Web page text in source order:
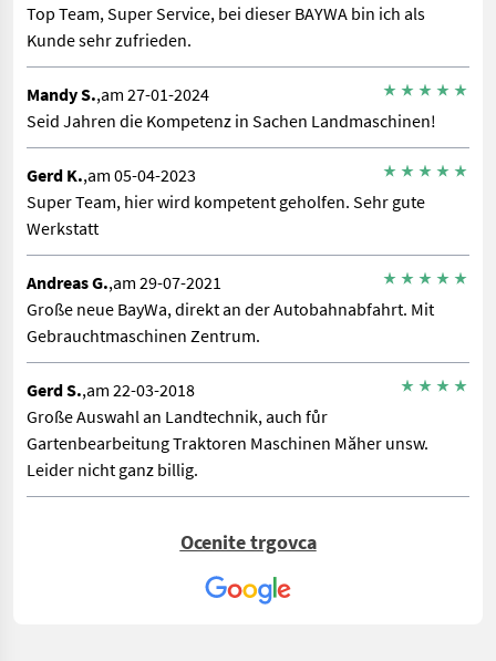
Top Team, Super Service, bei dieser BAYWA bin ich als
Kunde sehr zufrieden.
Mandy S.,am 27-01-2024
Seid Jahren die Kompetenz in Sachen Landmaschinen!
Gerd K.,am 05-04-2023
Super Team, hier wird kompetent geholfen. Sehr gute
Werkstatt
Andreas G.,am 29-07-2021
Große neue BayWa, direkt an der Autobahnabfahrt. Mit
Gebrauchtmaschinen Zentrum.
Gerd S.,am 22-03-2018
Große Auswahl an Landtechnik, auch fůr
Gartenbearbeitung Traktoren Maschinen Măher unsw.
Leider nicht ganz billig.
Ocenite trgovca